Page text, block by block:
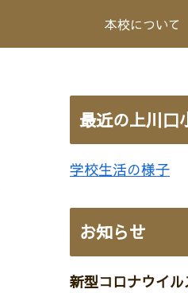
本校について
最近の上川口
学校生活の様子
お知らせ
新型コロナウイ